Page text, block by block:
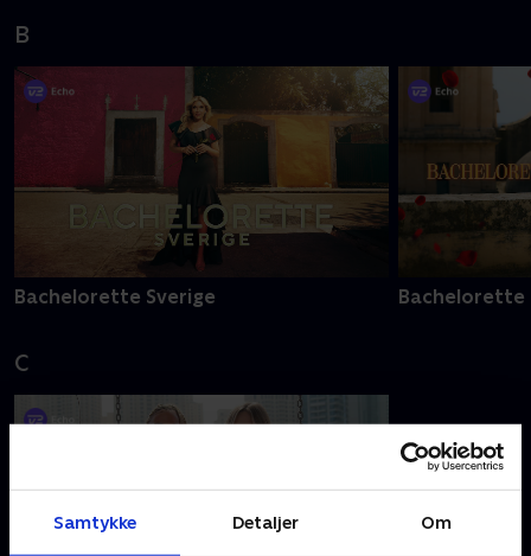
Samtykke Detaljer Om
B
Bachelorette Sverige Bachelorette
C